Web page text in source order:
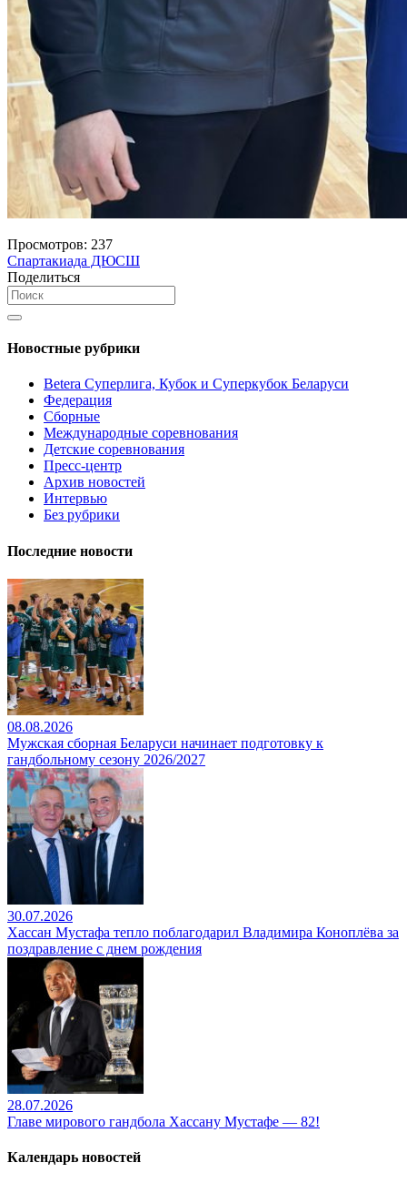
Просмотров: 237
Спартакиада ДЮСШ
Поделиться
Новостные рубрики
Betera Суперлига, Кубок и Суперкубок Беларуси
Федерация
Сборные
Международные соревнования
Детские соревнования
Пресс-центр
Архив новостей
Интервью
Без рубрики
Последние новости
08.08.2026
Мужская сборная Беларуси начинает подготовку к
гандбольному сезону 2026/2027
30.07.2026
Хассан Мустафа тепло поблагодарил Владимира Коноплёва за
поздравление с днем рождения
28.07.2026
Главе мирового гандбола Хассану Мустафе — 82!
Календарь новостей